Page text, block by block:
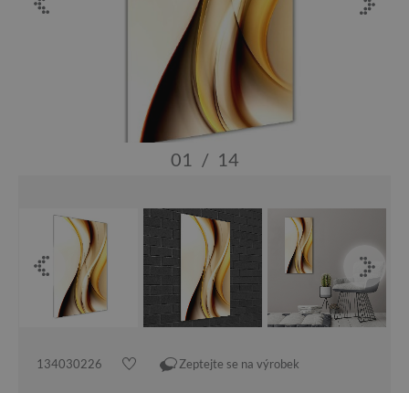
01 / 14
134030226 Zeptejte se na výrobek